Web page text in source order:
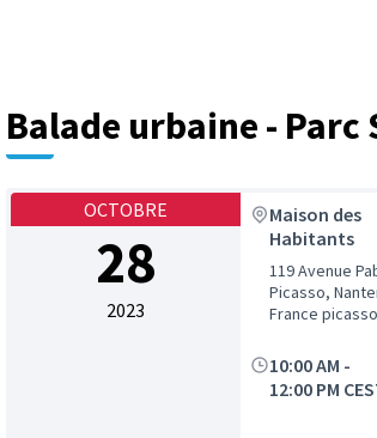
Balade urbaine - Parc
OCTOBRE
28
2023
Maison des
Habitants
119 Avenue
Picasso,
France picasso
10:00 AM -
12:00 PM